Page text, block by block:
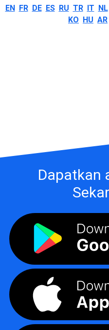
EN FR DE ES RU TR IT NL
KO HU AR
Dapatkan